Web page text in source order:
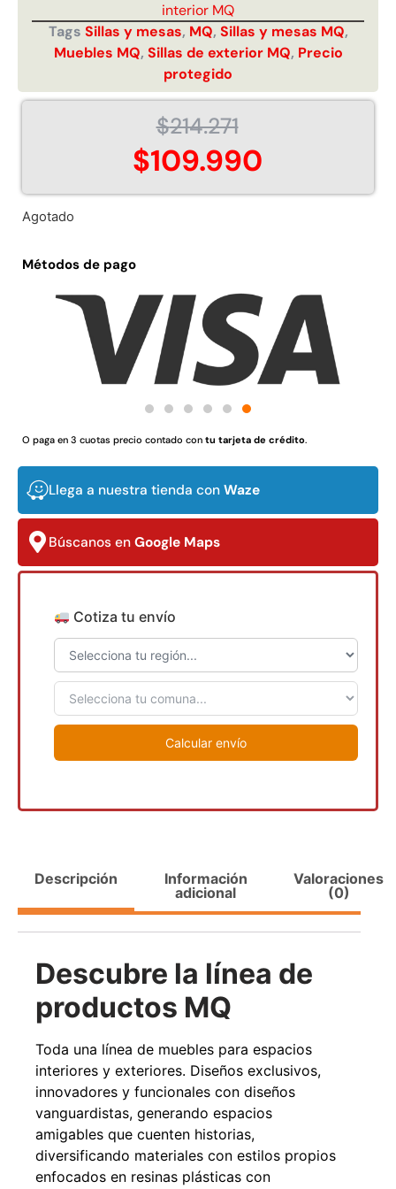
interior MQ
Tags Sillas y mesas, MQ, Sillas y mesas MQ,
Muebles MQ, Sillas de exterior MQ, Precio
protegido
$214.271
$109.990
Agotado
Métodos de pago
O paga en 3 cuotas precio contado con tu tarjeta de crédito.
Llega a nuestra tienda con Waze
Búscanos en Google Maps
Cotiza tu envío
Calcular envío
Descripción
Información
adicional
Valoraciones
(0)
Descubre la línea de
productos MQ
Toda una línea de muebles para espacios
interiores y exteriores. Diseños exclusivos,
innovadores y funcionales con diseños
vanguardistas, generando espacios
amigables que cuenten historias,
diversificando materiales con estilos propios
enfocados en resinas plásticas con
Juego Modular 02 QplayGround
4.507.990
Leer más Leer
$
Agregar al carrito
Pasto sintético
USA: Crown
Transpaleta eléctrica carga de 2tn
$2.842.858 $1.990.000
Agregar al carrito
Apilador manual